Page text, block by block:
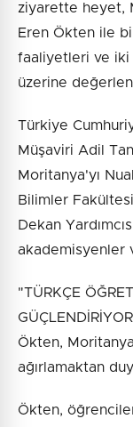
ziyarette heyet,
Eren Ökten ile
faaliyetleri ve iki
üzerine
Türkiye
Müşaviri Adil
Moritanya'yı
Bilimler
Dekan
akademisyenler
"TÜRKÇE
Ökten,
ağırlamaktan
Ökten,